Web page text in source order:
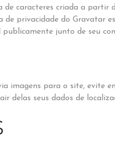
de caracteres criada a
de privacidade do Gravatar
junto de seu
imagens para o site, evite
delas seus dados de